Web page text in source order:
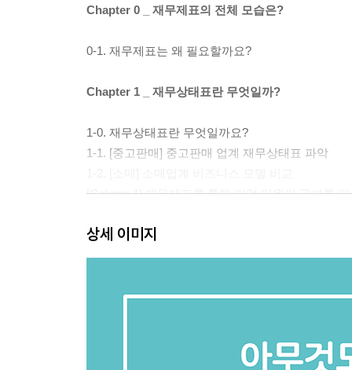
Chapter 0 _ 재무제표의 전체 모습은?
0-1. 재무제표는 왜 필요할까요?
Chapter 1 _ 재무상태표란 무엇일까?
1-0. 재무상태표란 무엇일까요?
1-1. [중고판매] 중고판매 업계 재무상태표 파악
[Column 1] 재무제표를 통해 기업 임원의 급여를
1-4. [자동차 관련] 자동차 업계 비즈니스 모델 비교
2-2. [음식: 카페] 손익계산서를 통해 기업 판매처
상세 이미지